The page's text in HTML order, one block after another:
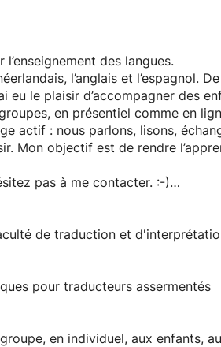
des langues.
l’anglais et l’espagnol.
eu le plaisir d’accompagner des
en présentiel comme en
actif : nous parlons, lisons,
Mon objectif est de rendre
pas à me contacter. :-)
de traduction et
pour traducteurs assermentés
en individuel, aux enfants,